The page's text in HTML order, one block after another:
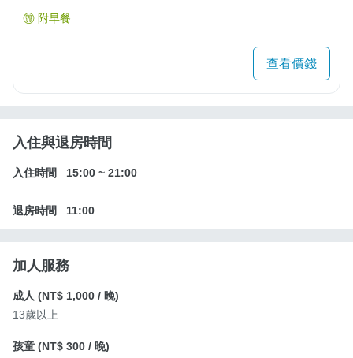
附早餐
查看價錢
入住與退房時間
入住時間 15:00 ~ 21:00
退房時間 11:00
加人服務
成人 (NT$ 1,000 / 晚)
13歲以上
孩童 (NT$ 300 / 晚)